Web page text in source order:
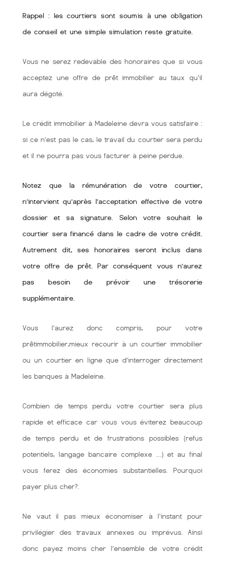
Rappel : les courtiers sont soumis à une obligation
de conseil et une simple simulation reste gratuite.
Vous ne serez redevable des honoraires que si vous
acceptez une offre de prêt immobilier au taux qu'il
aura dégoté.
Le crédit immobilier à Madeleine devra vous satisfaire :
si ce n’est pas le cas, le travail du courtier sera perdu
et il ne pourra pas vous facturer à peine perdue.
Notez que la rémunération de votre courtier,
n’intervient qu’après l’acceptation effective de votre
dossier et sa signature. Selon votre souhait le
courtier sera financé dans le cadre de votre crédit.
Autrement dit, ses honoraires seront inclus dans
votre offre de prêt. Par conséquent vous n’aurez
pas besoin de prévoir une trésorerie
supplémentaire.
Vous l’aurez donc compris, pour votre
prêtimmobilier,mieux recourir à un courtier immobilier
ou un courtier en ligne que d’interroger directement
les banques à Madeleine.
Combien de temps perdu votre courtier sera plus
rapide et efficace car vous vous éviterez beaucoup
de temps perdu et de frustrations possibles (refus
potentiels, langage bancaire complexe …) et au final
vous ferez des économies substantielles. Pourquoi
payer plus cher?.
Ne vaut il pas mieux économiser à l'instant pour
privilégier des travaux annexes ou imprévus. Ainsi
donc payez moins cher l’ensemble de votre crédit